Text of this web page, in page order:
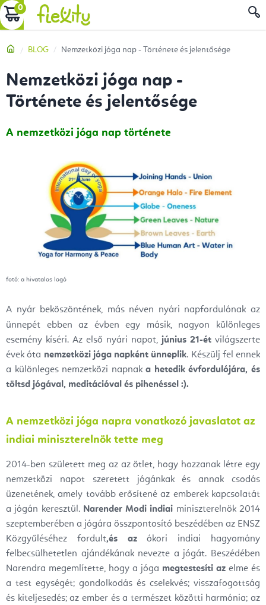
Ugrás
a
tartalomhoz
KOSÁR
Kezdőlap
BLOG Nemzetközi jóga nap - Története és jelentősége
Nemzetközi jóga nap -
Története és jelentősége
A nemzetközi jóga nap története
fotó: a hivatalos logó
A nyár beköszöntének, más néven nyári napfordulónak az
ünnepét ebben az évben egy másik, nagyon különleges
esemény kíséri. Az első nyári napot, június 21-ét világszerte
évek óta nemzetközi jóga napként ünneplik. Készülj fel ennek
a különleges nemzetközi napnaka hetedik évfordulójára, és
töltsd jógával, meditációval és pihenéssel :).
A nemzetközi jóga napra vonatkozó javaslatot az
indiai miniszterelnök tette meg
2014-ben született meg az az ötlet, hogy hozzanak létre egy
nemzetközi napot szeretett jógánkak és annak csodás
üzenetének, amely tovább erősítené az emberek kapcsolatát
a jógán keresztül. Narender Modi indiai miniszterelnök 2014
szeptemberében a jógára összpontosító beszédében az ENSZ
Közgyűléséhez fordult,és azókori indiai hagyomány
felbecsülhetetlen ajándékának nevezte a jógát. Beszédében
Narendra megemlítette, hogy a jóga megtestesíti az elme és
a test egységét; gondolkodás és cselekvés; visszafogottság
és kiteljesedés; az ember és a természet közötti harmónia; az